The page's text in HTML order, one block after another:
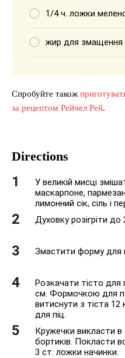
1/4 ч. ложки
жир для
Спробуйте також
за рецептом Рейчел Рей.
Directions
У великій мисці
маскарпоне,
лимонний сік, сіль і
Духовку розігріти до
Змастити форму для
Розкачати тісто
см. Формочкою для
витиснути з тіста
для піц.
Кружечки викласти
бортиків. Покласти
3 ст. ложки начинки.